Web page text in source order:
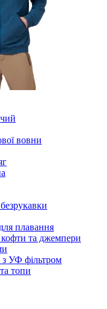
вовни
плавання
кофти та джемпери
з УФ фільтром
топи